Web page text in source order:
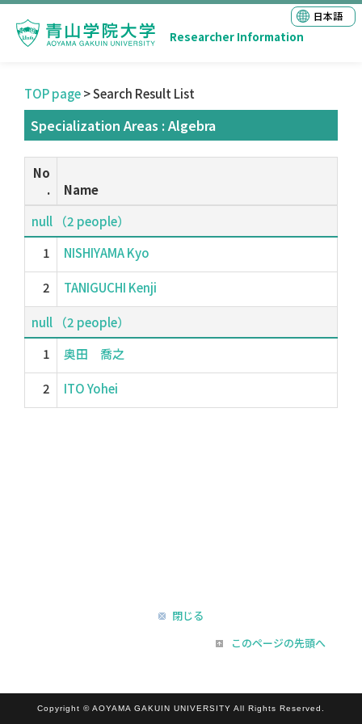
Researcher Information
日本語
TOP page> Search Result List
Specialization Areas : Algebra
No
.
Name
null （2 people）
1
NISHIYAMA Kyo
2 TANIGUCHI Kenji
null （2 people）
1
奥田 喬之
2 ITO Yohei
閉じる
このページの先頭へ
Copyright © AOYAMA GAKUIN UNIVERSITY All Rights Reserved.